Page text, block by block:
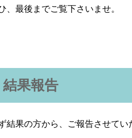
、最後までご覧下さいませ。
結果報告
結果の方から、ご報告させてい